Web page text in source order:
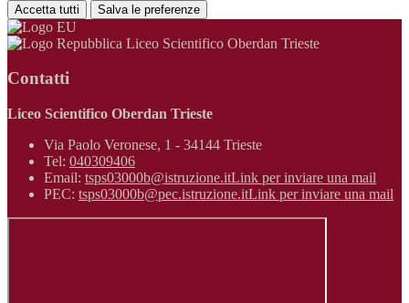
Accetta tutti Salva le preferenze
Liceo Scientifico Oberdan Trieste
Contatti
Liceo Scientifico Oberdan Trieste
Via Paolo Veronese, 1 - 34144 Trieste
Tel: 040309406
Email: tsps03000b@istruzione.itLink per inviare una mail
PEC: tsps03000b@pec.istruzione.itLink per inviare una mail